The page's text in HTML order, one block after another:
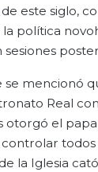
este siglo,
política
se mencionó
Real
otorgó el papa
todos
la Iglesia